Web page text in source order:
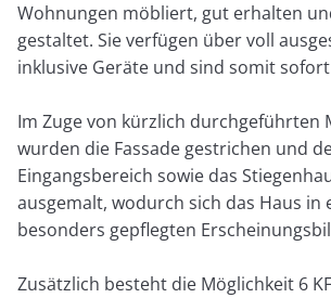
Wohnungen möbliert, gut erhalten
gestaltet. Sie verfügen über voll
inklusive Geräte und sind somit
Im Zuge von kürzlich durchgeführten
wurden die Fassade gestrichen und
Eingangsbereich sowie das
ausgemalt, wodurch sich das Haus in
besonders gepflegten
Zusätzlich besteht die Möglichkeit 6